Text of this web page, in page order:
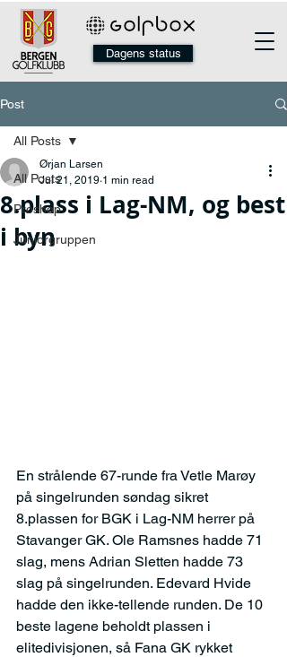
Dagens status
Post
All Posts
Proshop
Juniorgruppen
All Posts
8.plass i Lag-NM, og best
i byn
Ørjan Larsen
Jul 21, 2019 1 min read
En strålende 67-runde fra Vetle Marøy
på singelrunden søndag sikret
8.plassen for BGK i Lag-NM herrer på
Stavanger GK. Ole Ramsnes hadde 71
slag, mens Adrian Sletten hadde 73
slag på singelrunden. Edevard Hvide
hadde den ikke-tellende runden. De 10
beste lagene beholdt plassen i
elitedivisjonen, så Fana GK rykket